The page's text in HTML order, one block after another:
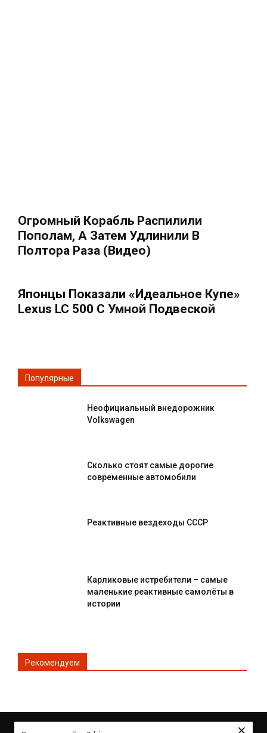
Огромный Корабль Распилили
Пополам, А Затем Удлинили В
Полтора Раза (Видео)
Японцы Показали «идеальное Купе»
Lexus LC 500 С Умной Подвеской
Популярные
Неофициальный внедорожник
Volkswagen
Сколько стоят самые дорогие
современные автомобили
Реактивные вездеходы СССР
Карликовые истребители – самые
маленькие реактивные самолёты в
истории
Рекомендуем